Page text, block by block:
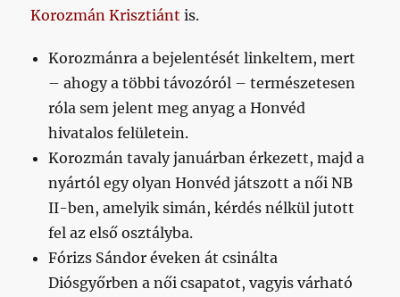
Korozmán Krisztiánt is.
Korozmánra a bejelentését linkeltem, mert
– ahogy a többi távozóról – természetesen
róla sem jelent meg anyag a Honvéd
hivatalos felületein.
Korozmán tavaly januárban érkezett, majd a
nyártól egy olyan Honvéd játszott a női NB
II-ben, amelyik simán, kérdés nélkül jutott
fel az első osztályba.
Fórizs Sándor éveken át csinálta
Diósgyőrben a női csapatot, vagyis várható